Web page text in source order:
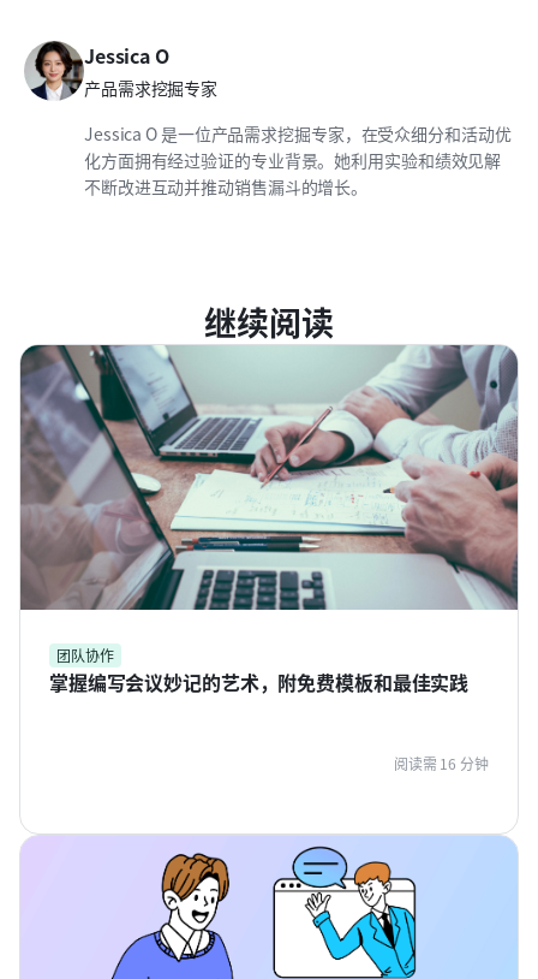
Jessica O
产品需求挖掘专家
Jessica O 是一位产品需求挖掘专家，在受众细分和活动优
化方面拥有经过验证的专业背景。她利用实验和绩效见解
不断改进互动并推动销售漏斗的增长。
继续阅读
团队协作
掌握编写会议妙记的艺术，附免费模板和最佳实践
阅读需 16 分钟